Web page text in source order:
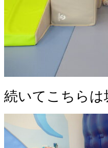
続いてこちら